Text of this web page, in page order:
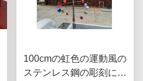
100cmの虹色の運動風の
ステンレス鋼の彫刻によ